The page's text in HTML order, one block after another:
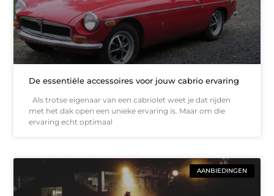
De essentiële accessoires voor jouw cabrio ervaring
Als trotse eigenaar van een cabriolet weet je dat rijden
met het dak open een unieke ervaring is. Maar om die
ervaring echt optimaal
AANBIEDINGEN